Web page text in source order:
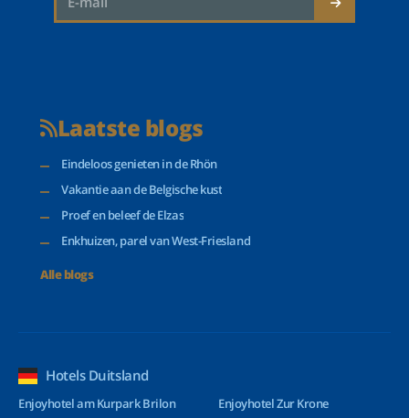
Laatste blogs
Eindeloos genieten in de Rhön
Vakantie aan de Belgische kust
Proef en beleef de Elzas
Enkhuizen, parel van West-Friesland
Alle blogs
Hotels Duitsland
Enjoyhotel am Kurpark Brilon
Enjoyhotel Zur Krone